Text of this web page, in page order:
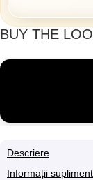
BUY THE
Descriere
Informații